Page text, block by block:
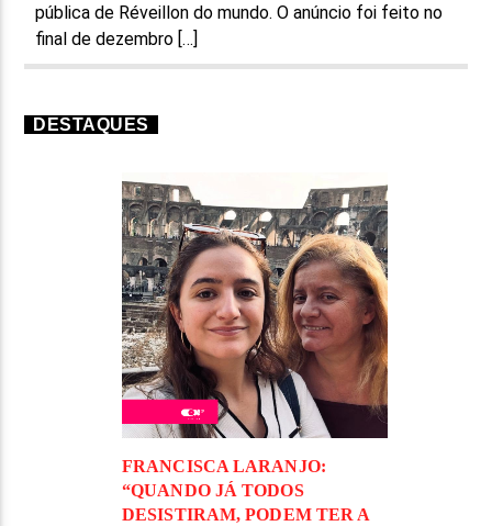
pública de Réveillon do mundo. O anúncio foi feito no
final de dezembro […]
DESTAQUES
FRANCISCA LARANJO:
“QUANDO JÁ TODOS
DESISTIRAM, PODEM TER A